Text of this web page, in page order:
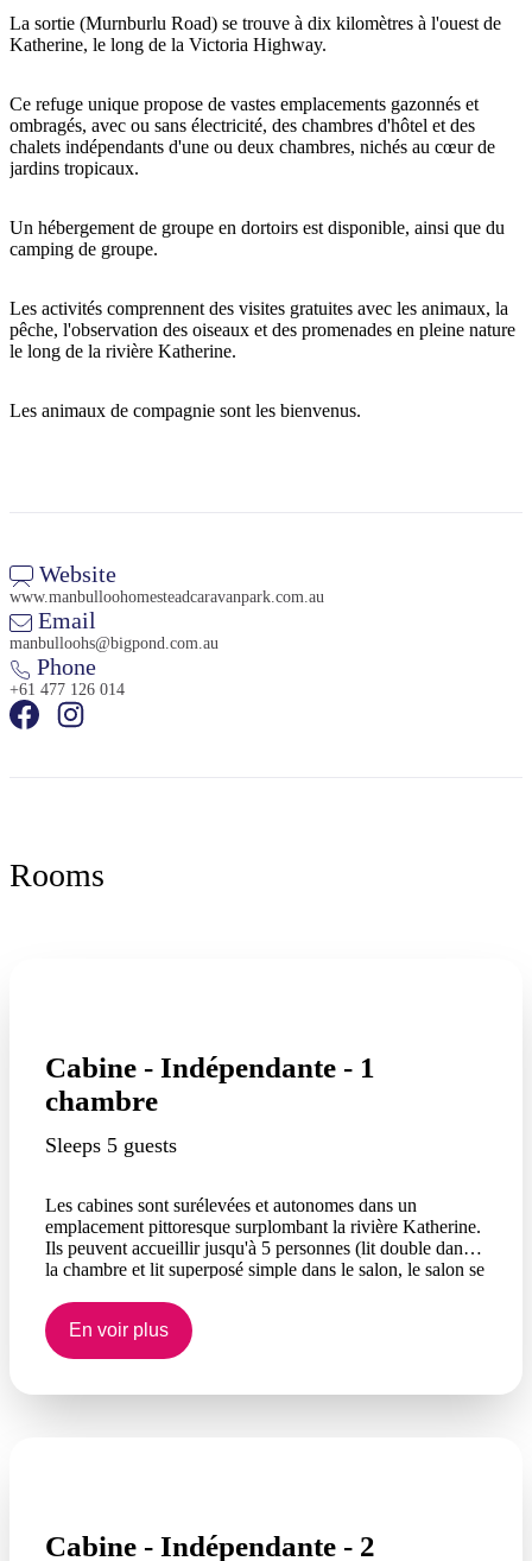
Rechercher:
up
La sortie (Murnburlu Road) se trouve à dix kilomètres à l'ouest de
Katherine, le long de la Victoria Highway.
Ce refuge unique propose de vastes emplacements gazonnés et
ombragés, avec ou sans électricité, des chambres d'hôtel et des
chalets indépendants d'une ou deux chambres, nichés au cœur de
jardins tropicaux.
Un hébergement de groupe en dortoirs est disponible, ainsi que du
camping de groupe.
Les activités comprennent des visites gratuites avec les animaux, la
pêche, l'observation des oiseaux et des promenades en pleine nature
le long de la rivière Katherine.
Les animaux de compagnie sont les bienvenus.
Website
www.manbulloohomesteadcaravanpark.com.au
Email
manbulloohs@bigpond.com.au
Phone
+61 477 126 014
Rooms
Cabine - Indépendante - 1
chambre
Sleeps 5 guests
Les cabines sont surélevées et autonomes dans un
emplacement pittoresque surplombant la rivière Katherine.
Ils peuvent accueillir jusqu'à 5 personnes (lit double dans
la chambre et lit superposé simple dans le salon, le salon se
étroit qu'un lit simple standard) et sont conçus pour
accueillir les animaux domestiques sur la véranda
attenante.
En voir plus
Cabine - Indépendante - 2